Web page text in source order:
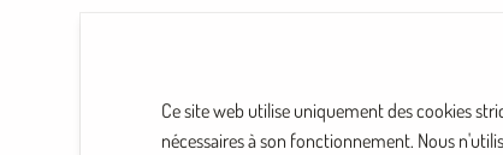
Ce site web utilise uniquement des cookies
nécessaires à son fonctionnement. Nous